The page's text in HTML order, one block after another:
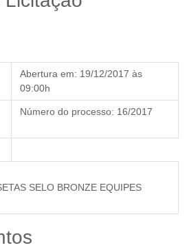
Abertura em: 19/12/2017 às
09:00h
Número do processo: 16/2017
SELO BRONZE EQUIPES